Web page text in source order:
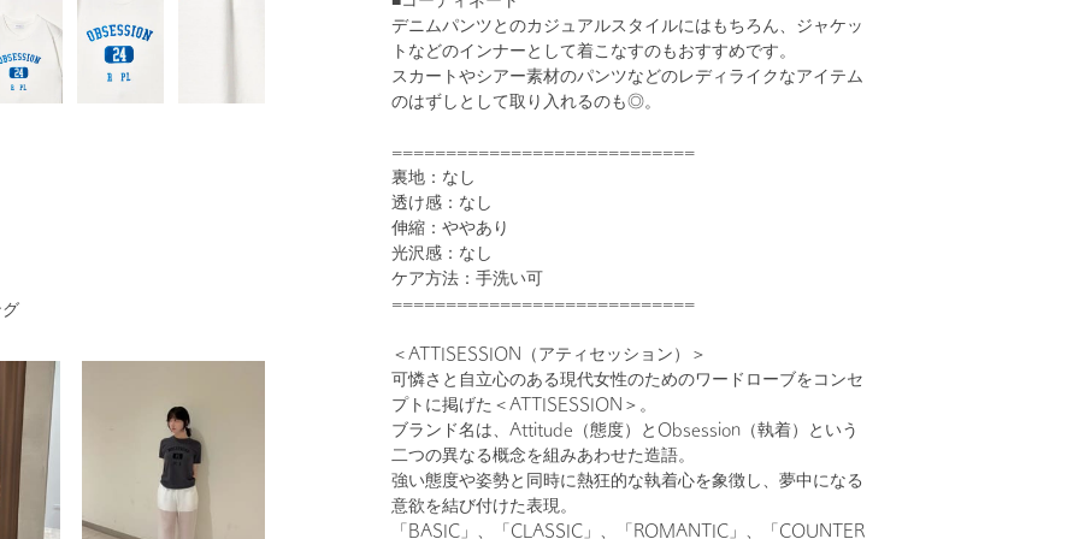
デニムパンツとのカジュアルスタイルにはもちろん、ジャケッ
トなどのインナーとして着こなすのもおすすめです。
スカートやシアー素材のパンツなどのレディライクなアイテム
のはずしとして取り入れるのも◎。
============================
裏地：なし
透け感：なし
伸縮：ややあり
光沢感：なし
ケア方法：手洗い可
============================
＜ATTISESSION（アティセッション）＞
可憐さと自立心のある現代女性のためのワードローブをコンセ
プトに掲げた＜ATTISESSION＞。
ブランド名は、Attitude（態度）とObsession（執着）という
二つの異なる概念を組みあわせた造語。
強い態度や姿勢と同時に熱狂的な執着心を象徴し、夢中になる
意欲を結び付けた表現。
「BASIC」、「CLASSIC」、「ROMANTIC」、「COUNTER